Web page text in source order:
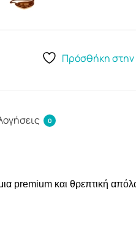
Πρόσθήκη στην
0
premium και θρεπτική